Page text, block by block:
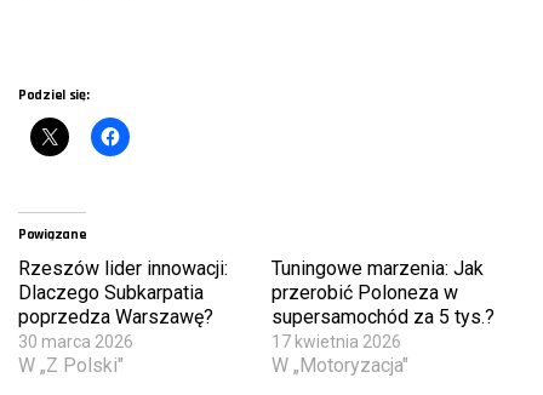
Podziel się:
Powiązane
Rzeszów lider innowacji:
Dlaczego Subkarpatia
poprzedza Warszawę?
30 marca 2026
W „Z Polski"
Tuningowe marzenia: Jak
przerobić Poloneza w
supersamochód za 5 tys.?
17 kwietnia 2026
W „Motoryzacja"